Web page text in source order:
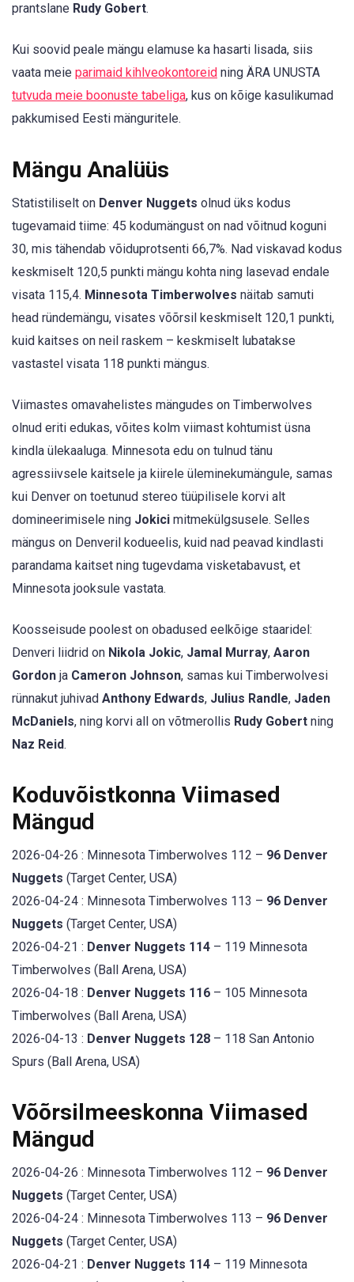
prantslane Rudy Gobert.
Kui soovid peale mängu elamuse ka hasarti lisada, siis
vaata meie parimaid kihlveokontoreid ning ÄRA UNUSTA
tutvuda meie boonuste tabeliga, kus on kõige kasulikumad
pakkumised Eesti mänguritele.
Mängu Analüüs
Statistiliselt on Denver Nuggets olnud üks kodus
tugevamaid tiime: 45 kodumängust on nad võitnud koguni
30, mis tähendab võiduprotsenti 66,7%. Nad viskavad kodus
keskmiselt 120,5 punkti mängu kohta ning lasevad endale
visata 115,4. Minnesota Timberwolves näitab samuti
head ründemängu, visates võõrsil keskmiselt 120,1 punkti,
kuid kaitses on neil raskem – keskmiselt lubatakse
vastastel visata 118 punkti mängus.
Viimastes omavahelistes mängudes on Timberwolves
olnud eriti edukas, võites kolm viimast kohtumist üsna
kindla ülekaaluga. Minnesota edu on tulnud tänu
agressiivsele kaitsele ja kiirele üleminekumängule, samas
kui Denver on toetunud stereo tüüpilisele korvi alt
domineerimisele ning Jokici mitmekülgsusele. Selles
mängus on Denveril kodueelis, kuid nad peavad kindlasti
parandama kaitset ning tugevdama visketabavust, et
Minnesota jooksule vastata.
Koosseisude poolest on obadused eelkõige staaridel:
Denveri liidrid on Nikola Jokic, Jamal Murray, Aaron
Gordon ja Cameron Johnson, samas kui Timberwolvesi
rünnakut juhivad Anthony Edwards, Julius Randle, Jaden
McDaniels, ning korvi all on võtmerollis Rudy Gobert ning
Naz Reid.
Koduvõistkonna Viimased
Mängud
2026-04-26 : Minnesota Timberwolves 112 – 96 Denver
Nuggets (Target Center, USA)
2026-04-24 : Minnesota Timberwolves 113 – 96 Denver
Nuggets (Target Center, USA)
2026-04-21 : Denver Nuggets 114 – 119 Minnesota
Timberwolves (Ball Arena, USA)
2026-04-18 : Denver Nuggets 116 – 105 Minnesota
Timberwolves (Ball Arena, USA)
2026-04-13 : Denver Nuggets 128 – 118 San Antonio
Spurs (Ball Arena, USA)
Võõrsilmeeskonna Viimased
Mängud
2026-04-26 : Minnesota Timberwolves 112 – 96 Denver
Nuggets (Target Center, USA)
2026-04-24 : Minnesota Timberwolves 113 – 96 Denver
Nuggets (Target Center, USA)
2026-04-21 : Denver Nuggets 114 – 119 Minnesota